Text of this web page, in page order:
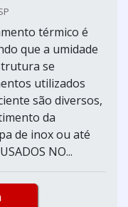
térmico é
que a umidade
se
utilizados
são diversos,
da
de inox ou até
NO...